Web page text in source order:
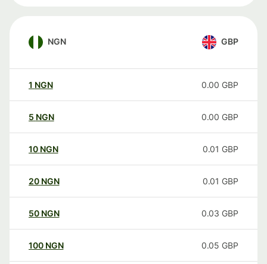
NGN GBP
1 NGN 0.00 GBP
5 NGN 0.00 GBP
10 NGN 0.01 GBP
20 NGN 0.01 GBP
50 NGN 0.03 GBP
100 NGN 0.05 GBP